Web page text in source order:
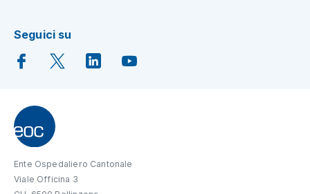
Seguici su
Ente Ospedaliero Cantonale
Viale Officina 3